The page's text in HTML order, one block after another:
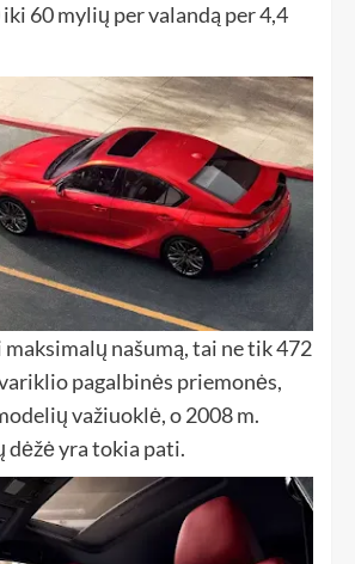
60 mylių per valandą per 4,4
našumą, tai ne tik 472
pagalbinės priemonės,
važiuoklė, o 2008 m.
dėžė yra tokia pati.